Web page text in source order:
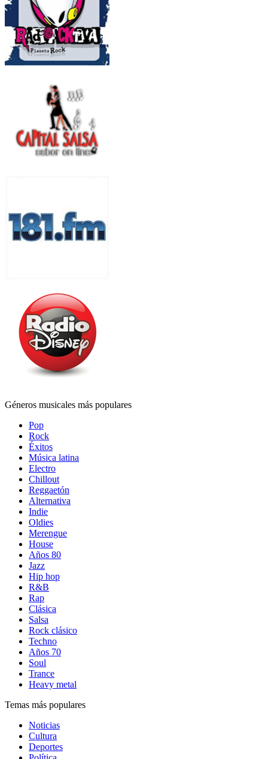
Géneros musicales más populares
Pop
Rock
Éxitos
Música latina
Electro
Chillout
Reggaetón
Alternativa
Indie
Oldies
Merengue
House
Años 80
Jazz
Hip hop
R&B
Rap
Clásica
Salsa
Rock clásico
Techno
Años 70
Soul
Trance
Heavy metal
Temas más populares
Noticias
Cultura
Deportes